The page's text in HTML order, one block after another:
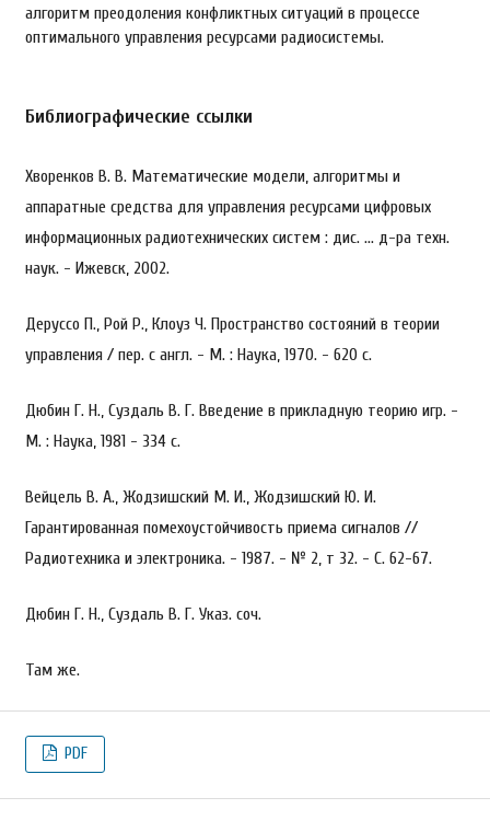
алгоритм преодоления конфликтных ситуаций в процессе
оптимального управления ресурсами радиосистемы.
Библиографические ссылки
Хворенков В. В. Математические модели, алгоритмы и
аппаратные средства для управления ресурсами цифровых
информационных радиотехнических систем : дис. … д-ра техн.
наук. - Ижевск, 2002.
Деруссо П., Рой Р., Клоуз Ч. Пространство состояний в теории
управления / пер. с англ. - М. : Наука, 1970. - 620 с.
Дюбин Г. Н., Суздаль В. Г. Введение в прикладную теорию игр. -
М. : Наука, 1981 - 334 с.
Вейцель В. А., Жодзишский М. И., Жодзишский Ю. И.
Гарантированная помехоустойчивость приема сигналов //
Радиотехника и электроника. - 1987. - № 2, т 32. - С. 62-67.
Дюбин Г. Н., Суздаль В. Г. Указ. соч.
Там же.
PDF